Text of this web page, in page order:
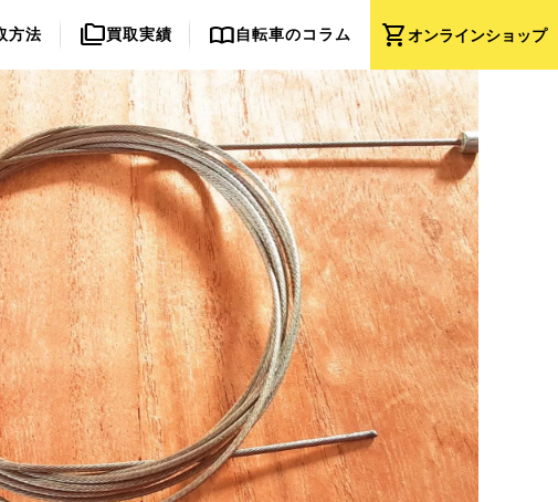
shopping_cartオンラインショップ
方法 folder_copy買取実績 import_contacts自転車のコラム